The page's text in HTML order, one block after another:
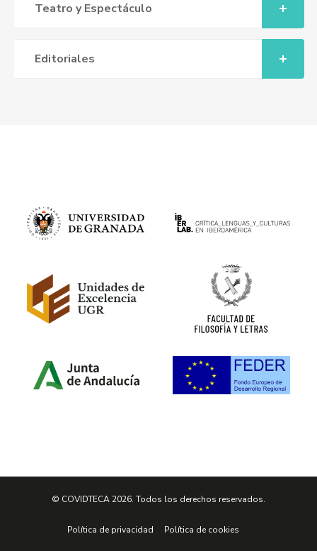
Teatro y Espectáculo
Editoriales
© COVIDTECA 2026. Todos los derechos reservados.
Política de privacidad Política de cookies